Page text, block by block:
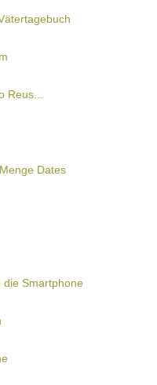
Reus...
Dates
die Smartphone